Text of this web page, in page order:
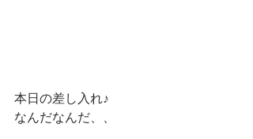
本日の差し入れ♪
なんだなんだ、、